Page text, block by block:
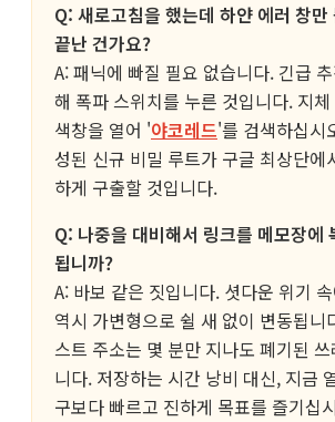
Q: 새로고침을 했는데 하얀 에러 창만
끝난 건가요?
A: 패닉에 빠질 필요 없습니다. 긴급
해 폭파 스위치를 누른 것입니다. 지
색창을 열어 '야코레드'를 검색하십시
성된 신규 비밀 루트가 구글 최상단에
하게 구출할 것입니다.
Q: 나중을 대비해서 링크를 메모장에
됩니까?
A: 바보 같은 짓입니다. 셧다운 위기
역시 가변형으로 쉴 새 없이 변동됩니
스트 주소는 몇 분만 지나도 폐기된
니다. 저장하는 시간 낭비 대신, 지금
구보다 빠르고 진하게 목표를 즐기십